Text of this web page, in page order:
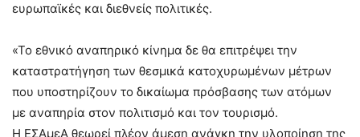
ευρωπαϊκές και διεθνείς πολιτικές.
«Το εθνικό αναπηρικό κίνημα δε θα επιτρέψει την
καταστρατήγηση των θεσμικά κατοχυρωμένων μέτρων
που υποστηρίζουν το δικαίωμα πρόσβασης των ατόμων
με αναπηρία στον πολιτισμό και τον τουρισμό.
Η ΕΣΑμεΑ θεωρεί πλέον άμεση ανάγκη την υλοποίηση της